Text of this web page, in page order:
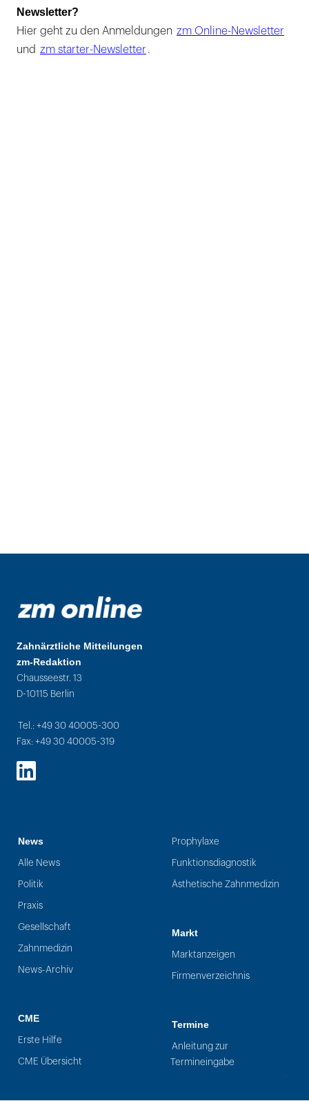
Newsletter?
Hier geht zu den Anmeldungen zm Online-Newsletter
und zm starter-Newsletter .
Zahnärztliche Mitteilungen
zm-Redaktion
Chausseestr. 13
D-10115 Berlin
Tel.: +49 30 40005-300
Fax: +49 30 40005-319
LinkedIn
News
Alle News
Politik
Praxis
Gesellschaft
Zahnmedizin
News-Archiv
CME
Erste Hilfe
CME Übersicht
Prophylaxe
Funktionsdiagnostik
Ästhetische Zahnmedizin
Markt
Marktanzeigen
Firmenverzeichnis
Termine
Anleitung zur
Termineingabe